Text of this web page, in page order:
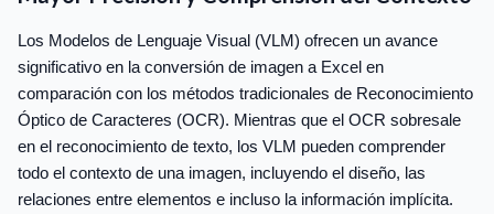
Los Modelos de Lenguaje Visual (VLM) ofrecen un avance
significativo en la conversión de imagen a Excel en
comparación con los métodos tradicionales de Reconocimiento
Óptico de Caracteres (OCR). Mientras que el OCR sobresale
en el reconocimiento de texto, los VLM pueden comprender
todo el contexto de una imagen, incluyendo el diseño, las
relaciones entre elementos e incluso la información implícita.